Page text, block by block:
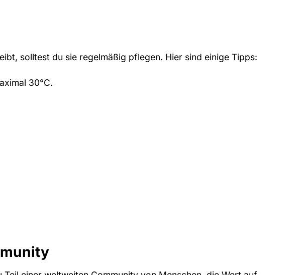
solltest du sie regelmäßig pflegen. Hier sind einige Tipps:
30°C.